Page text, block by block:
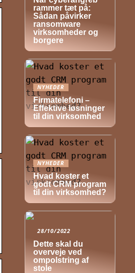
rammer tæt på:
Sådan påvirker
ransomware
virksomheder og
borgere
NYHEDER
Firmatelefoni –
Effektive løsninger
til din virksomhed
NYHEDER
Hvad koster et
godt CRM program
til din virksomhed?
28/10/2022
Dette skal du
overveje ved
ompolstring af
stole